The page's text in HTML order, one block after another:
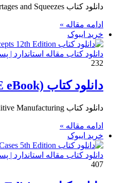
دانلود کتاب The Repo Market, Shorts, Shortages and Squeezes خرید ایبوک شیوه نامه قرارداد خرید مجدد (Repo) Download PDF
ادامه مقاله »
خرید ایبوک
دانلود کتاب مقاله استاندارد
232
دانلود کتاب Fundamental Financial Accounting Concepts 2024 Release 12th Edition (ISE eBook)
دانلود کتاب Springer Handbook of Additive Manufacturing دانلود ایبوک راهنمای تولید افزودنی های اسپرینگر انتشارات Springer
ادامه مقاله »
خرید ایبوک
دانلود کتاب مقاله استاندارد
407